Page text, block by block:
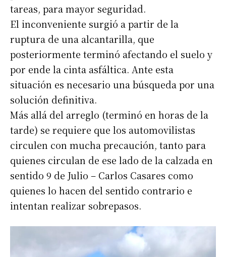
tareas, para mayor seguridad.
El inconveniente surgió a partir de la
ruptura de una alcantarilla, que
posteriormente terminó afectando el suelo y
por ende la cinta asfáltica. Ante esta
situación es necesario una búsqueda por una
solución definitiva.
Más allá del arreglo (terminó en horas de la
tarde) se requiere que los automovilistas
circulen con mucha precaución, tanto para
quienes circulan de ese lado de la calzada en
sentido 9 de Julio – Carlos Casares como
quienes lo hacen del sentido contrario e
intentan realizar sobrepasos.